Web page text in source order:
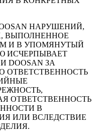
НАРУШЕНИЙ,
ВЫПОЛНЕННОЕ
И В УПОМЯНУТЫЙ
ИСЧЕРПЫВАЕТ
ЗА
ОТВЕТСТВЕННОСТЬ
ОТВЕТСТВЕННОСТЬ
В
ИЛИ ВСЛЕДСТВИЕ